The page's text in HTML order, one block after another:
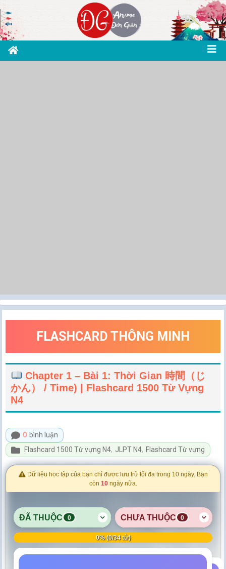
FLASHCARD THÔNG MINH
Chapter 1 – Bài 1: Thời Gian 時間（じ
かん） / Time) | Flashcard 1500 Từ Vựng
N4
0 bình luận
Flashcard 1500 Từ vựng N4, JLPT N4, Flashcard Từ vựng
Dữ liệu học tập của bạn chỉ được lưu trữ tối đa trong 10 ngày. Bạn
còn 10ngày nữa.
ĐÃ THUỘC 0
0% (0/34 từ)
CHƯA THUỘC 0